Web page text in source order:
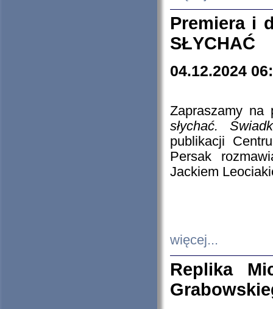
Premiera i
SŁYCHAĆ
04.12.2024
Zapraszamy
słychać.
publikacji
Persak
Jackiem
więcej...
Replika